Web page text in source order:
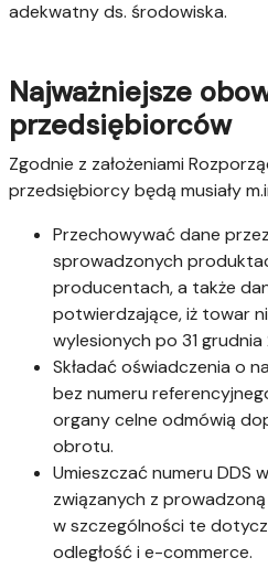
adekwatny ds. środowiska.
Najważniejsze
przedsiębiorców
Zgodnie z założeniami
przedsiębiorcy będą musiały
Przechowywać dane
sprowadzonych
producentach, a także
potwierdzające, iż towar
wylesionych po 31 grudnia
Składać oświadczenia o
bez numeru
organy celne odmówią
obrotu.
Umieszczać numeru DDS
związanych z
w szczególności te
odległość i e-commerce.